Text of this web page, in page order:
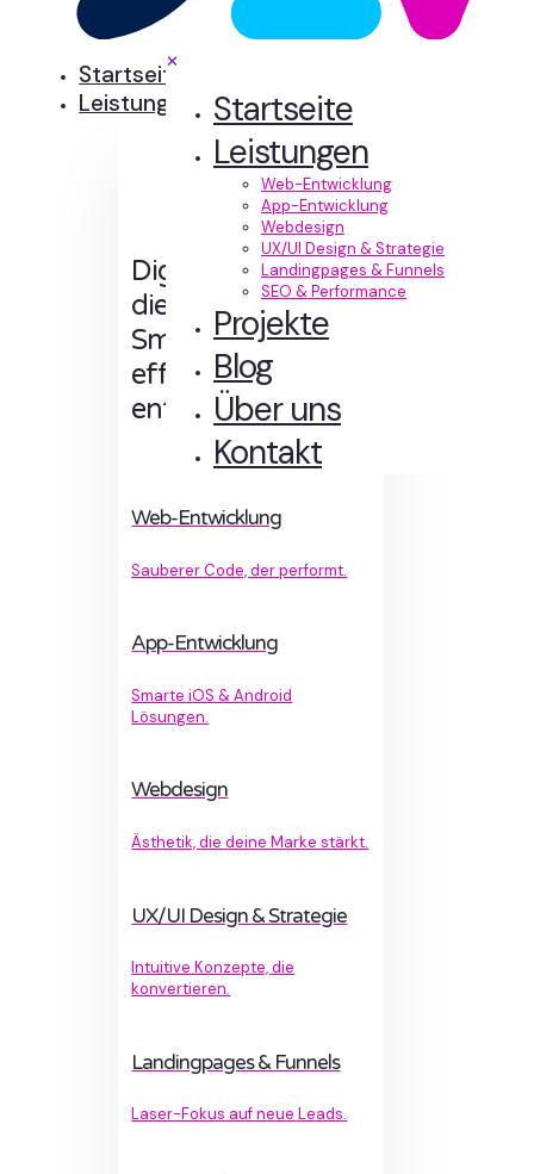
✕
Startseite
Leistungen
Web-Entwicklung
App-Entwicklung
Webdesign
UX/UI Design & Strategie
Landingpages & Funnels
SEO & Performance
Projekte
Blog
Über uns
Kontakt
Startseite
Leistungen
Digitale Erlebnisse,
die Sinn machen.
Smart designt und
effizient
entwickelt.
Web-Entwicklung
Sauberer Code, der performt.
App-Entwicklung
Smarte iOS & Android
Lösungen.
Webdesign
Ästhetik, die deine Marke stärkt.
UX/UI Design & Strategie
Intuitive Konzepte, die
konvertieren.
Landingpages & Funnels
Laser-Fokus auf neue Leads.